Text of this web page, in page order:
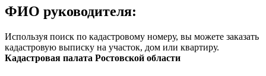
ФИО руководителя:
Используя поиск по кадастровому номеру, вы можете заказать
кадастровую выписку на участок, дом или квартиру.
Кадастровая палата Ростовской области